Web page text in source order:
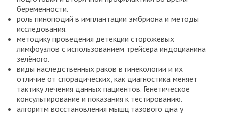
беременности.
роль пиноподий в имплантации эмбриона и методы
исследования.
методику проведения детекции сторожевых
лимфоузлов с использованием трейсера индоцианина
зелёного.
виды наследственных раков в гинекологии и их
отличие от спорадических, как диагностика меняет
тактику лечения данных пациентов. Генетическое
консультирование и показания к тестированию.
алгоритм восстановления мышц тазового дна у